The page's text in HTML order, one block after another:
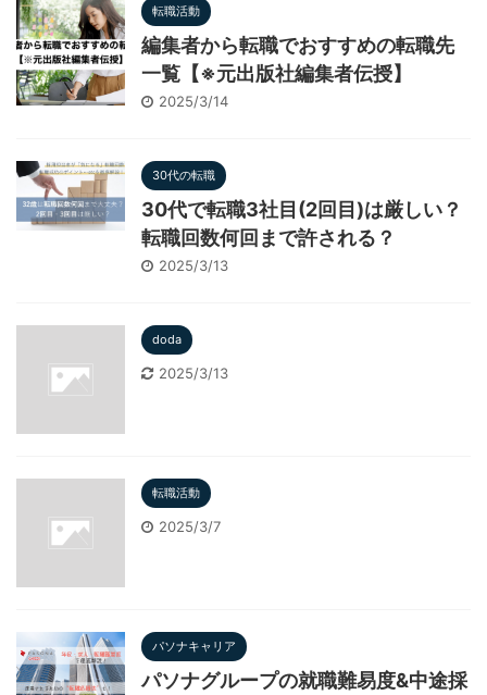
転職活動
編集者から転職でおすすめの転職先
一覧【※元出版社編集者伝授】
2025/3/14
30代の転職
30代で転職3社目(2回目)は厳しい？
転職回数何回まで許される？
2025/3/13
doda
2025/3/13
転職活動
2025/3/7
パソナキャリア
パソナグループの就職難易度&中途採